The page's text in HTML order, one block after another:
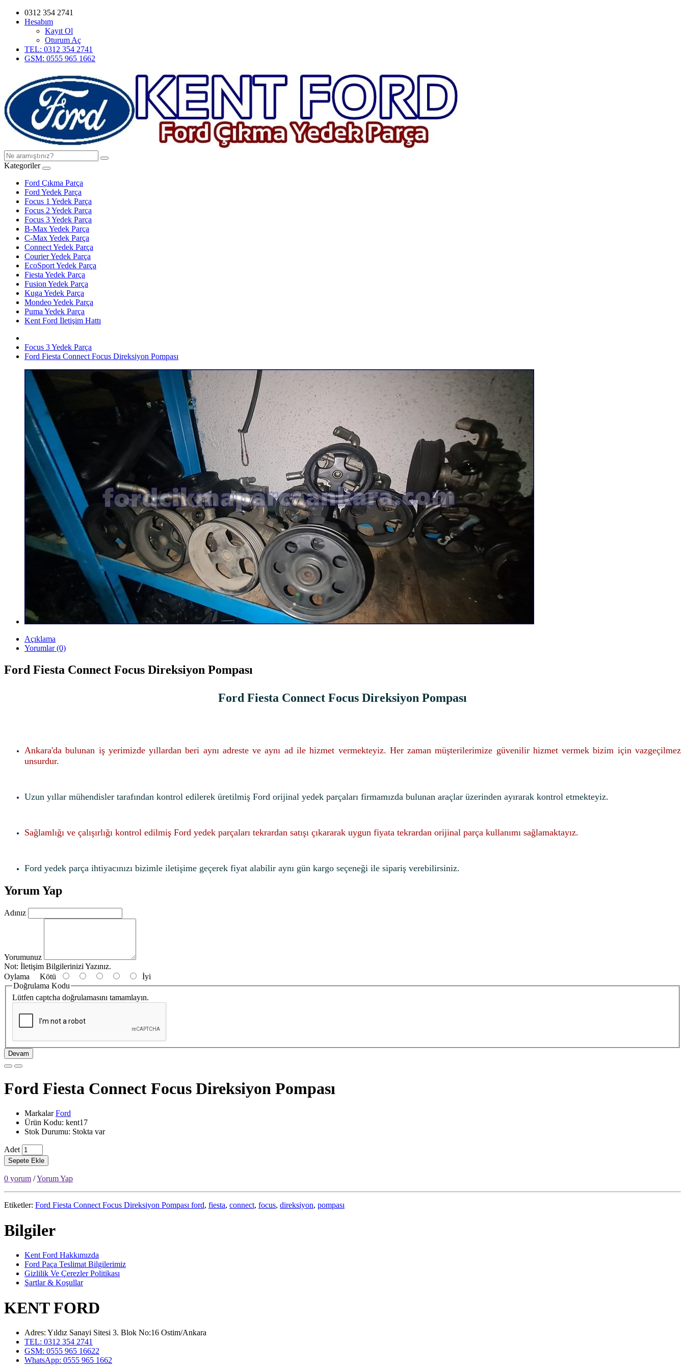
0312 354 2741
Hesabım
Kayıt Ol
Oturum Aç
TEL: 0312 354 2741
GSM: 0555 965 1662
Kategoriler
Ford Çıkma Parça
Ford Yedek Parça
Focus 1 Yedek Parça
Focus 2 Yedek Parça
Focus 3 Yedek Parça
B-Max Yedek Parça
C-Max Yedek Parça
Connect Yedek Parça
Courier Yedek Parça
EcoSport Yedek Parça
Fiesta Yedek Parça
Fusion Yedek Parça
Kuga Yedek Parça
Mondeo Yedek Parça
Puma Yedek Parça
Kent Ford İletişim Hattı
Focus 3 Yedek Parça
Ford Fiesta Connect Focus Direksiyon Pompası
Açıklama
Yorumlar (0)
Ford Fiesta Connect Focus Direksiyon Pompası
Ford Fiesta Connect Focus Direksiyon Pompası
Ankara'da bulunan iş yerimizde yıllardan beri aynı adreste ve aynı ad ile hizmet vermekteyiz. Her zaman müşterilerimize güvenilir hizmet vermek bizim için vazgeçilmez
unsurdur.
Uzun yıllar mühendisler tarafından kontrol edilerek üretilmiş Ford orijinal yedek parçaları firmamızda bulunan araçlar üzerinden ayırarak kontrol etmekteyiz.
Sağlamlığı ve çalışırlığı kontrol edilmiş Ford yedek parçaları tekrardan satışı çıkararak uygun fiyata tekrardan orijinal parça kullanımı sağlamaktayız.
Ford yedek parça ihtiyacınızı bizimle iletişime geçerek fiyat alabilir aynı gün kargo seçeneği ile sipariş verebilirsiniz.
Yorum Yap
Adınız
Yorumunuz
Not: İletişim Bilgilerinizi Yazınız.
Oylama Kötü
İyi
Doğrulama Kodu
Lütfen captcha doğrulamasını tamamlayın.
Devam
Ford Fiesta Connect Focus Direksiyon Pompası
MarkalarFord
Ürün Kodu: kent17
Stok Durumu: Stokta var
Adet
Sepete Ekle
0 yorum /Yorum Yap
Etiketler: Ford Fiesta Connect Focus Direksiyon Pompası ford, fiesta, connect, focus, direksiyon, pompası
Bilgiler
Kent Ford Hakkımızda
Ford Paça Teslimat Bilgilerimiz
Gizlilik Ve Çerezler Politikası
Şartlar & Koşullar
KENT FORD
Adres: Yıldız Sanayi Sitesi 3. Blok No:16 Ostim/Ankara
TEL: 0312 354 2741
GSM: 0555 965 16622
WhatsApp: 0555 965 1662